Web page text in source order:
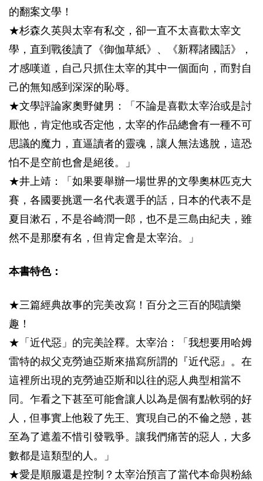
的翻案文學！
★杉森久英與太宰有私交，卻一直不太喜歡太宰文
學，直到戰後讀了《御伽草紙》、《新釋諸國話》，
才感嘆道，自己只抓住太宰的其中一個面向，而對自
己的無知感到深深的恥辱。
★文學評論家奧野健男：「不論是喜歡太宰治或是討
厭他，肯定他或否定他，太宰的作品總會有一種不可
思議的魔力，直逼讀者的靈魂，讓人無法逃脫，這恐
怕不是空前也會是絕後。」
★井上靖：「如果要舉辦一場世界的文學奧林匹克大
賽，各國要挑選一名代表選手的話，日本的代表不是
夏目漱石，不是谷崎潤一郎，也不是三島由紀夫，雖
然不是那麼有名，但肯定會是太宰治。」
本書特色：
★三篇經典故事的完美改寫！百分之三百的閱讀樂
趣！
★「近代惡」的完美詮釋。太宰治：「我想要用哈姆
雷特的叔父克勞迪亞斯來描寫所謂的『近代惡』。在
這裡所出現的克勞迪亞斯和以往的惡人典型相當不
同。乍看之下甚至可能會讓人以為是個有點軟弱的好
人，但事實上他殺了先王、實現自己的不倫之戀，甚
至為了遮羞不惜引發戰爭。讓我們痛苦的惡人，大多
數都是這類型的人。」
★愛是順服還是控制？太宰治預言了當代本命與粉絲